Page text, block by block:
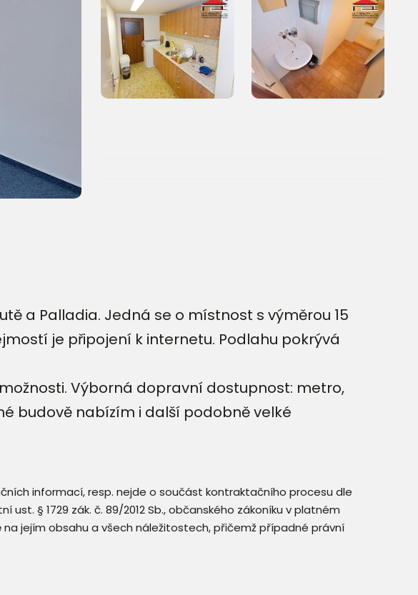
a Palladia. Jedná se o místnost s výměrou 15
je připojení k internetu. Podlahu pokrývá
Výborná dopravní dostupnost: metro,
budově nabízím i další podobně velké
informací, resp. nejde o součást kontraktačního procesu dle
ust. § 1729 zák. č. 89/2012 Sb., občanského zákoníku v platném
jejím obsahu a všech náležitostech, přičemž případné právní